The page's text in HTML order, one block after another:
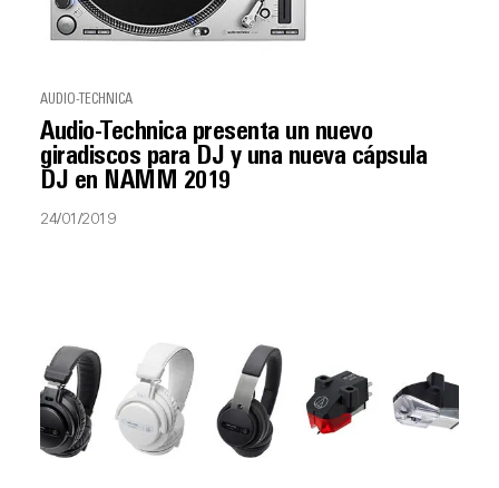
AUDIO-TECHNICA
Audio-Technica presenta un nuevo
giradiscos para DJ y una nueva cápsula
DJ en NAMM 2019
24/01/2019